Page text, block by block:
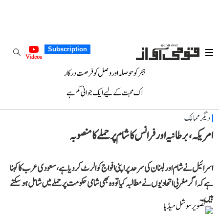
Subscription
Videos
ہجر کو حوصلہ اور وصل کو فرصت درکار
اک محبت کے لیے ایک جوانی کم ہے
دیگر ممالک
امریکہ، برطانیہ اور فرانس کا شام پر حملے کا منصوبہ
اسرائیل نے شام اور لبنان کی سرحد پر اپنی افواج کو الرٹ کردیا ہے، سعودی عرب کا کہنا
ہے کہ اگر مغربی اتحادیوں نے مطالبہ کیا تو وہ بھی شامی حکومت پر حملے میں شامل ہوسکتے
ہیں۔